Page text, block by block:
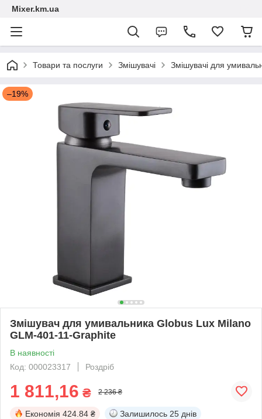
Mixer.km.ua
Товари та послуги Змішувачі Змішувачі для
–19%
Змішувач для умивальника Globus Lux Milano
GLM-401-11-Graphite
В наявності
Код: 000023317
Роздріб
1 811,16 ₴ 2 236 ₴
Економія 424.84 ₴ Залишилось 25 днів